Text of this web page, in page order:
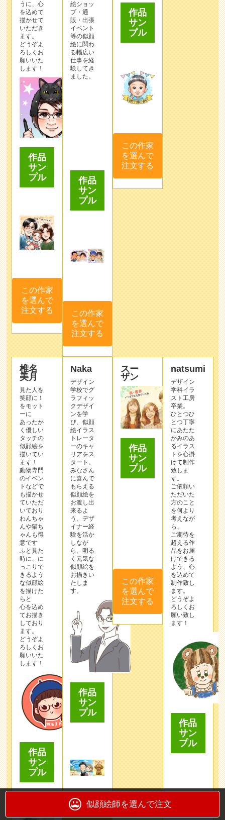
うに、心
を込めて
描かせて
いただき
ます。
どうぞよ
ろしくお
願いいた
します！
作品
サン
プル
この作家
を選んで
注文する
絵ショッ
プ・通
販・出張
イベント
等の似顔
絵に関わ
る幅広い
仕事を経
験してき
ました。
注文する
作品
サン
プル
この作家
を選んで
注文する
椎名
美月
見た人を
笑顔に！
をモット
ーに
あったか
く優しい
タッチの
似顔絵を
描いてい
ます！
動物専門
のイベン
トなどで
も描かせ
ていただ
いており
わんちゃ
んや猫ち
ゃんも得
意です
ふと見た
時に、に
っこりで
きるよう
な似顔絵
を描けた
らと
心を込め
てお描き
しており
ます。
どうぞよ
ろしくお
願いいた
します！
作品
プル
Naka
デザイン
学校でグ
クデザイ
ンを学
び、似顔
絵イラス
トレータ
ーのキャ
リアをス
タート。
みなさん
に喜んで
もらえる
似顔絵を
お渡し出
来るよ
う、デザ
イナー経
験を活か
しなが
ら、明る
く元気な
似顔絵を
お描きい
たしま
す。
作品
プル
この作家
を選んで
スー
ザン
作品
プル
を選んで
注文する
natsumi
デザイン
学科イラ
卒業。
ひとつひ
とつ丁寧
にあたた
かみのあ
るイラス
トを心掛
けて制作
致しま
す。
ご依頼い
ただいた
方のこと
を何より
考えなが
ら、
ご期待を
超える作
品をお届
けできる
よう、心
を込めて
制作致し
ます。
どうぞよ
ろしくお
願い致し
ます！
作品
プル
似顔絵師を選んで注文